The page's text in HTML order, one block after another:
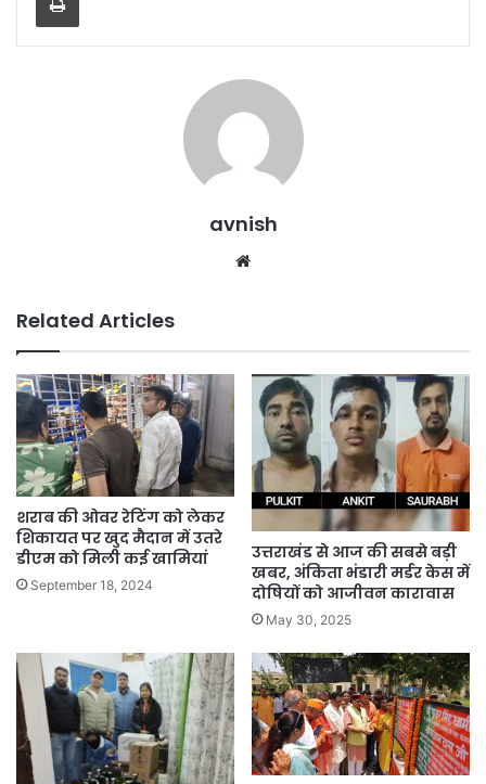
avnish
Related Articles
शराब की ओवर रेटिंग को लेकर
शिकायत पर खुद मैदान में उतरे
डीएम को मिली कई खामियां
September 18, 2024
उत्तराखंड से आज की सबसे बड़ी
खबर, अंकिता भंडारी मर्डर केस में
दोषियों को आजीवन कारावास
May 30, 2025